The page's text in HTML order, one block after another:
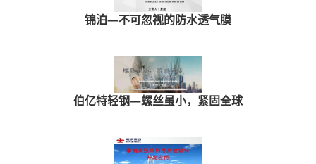
锦泊—不可忽视的防水透气膜
伯亿特轻钢—螺丝虽小，紧固全球